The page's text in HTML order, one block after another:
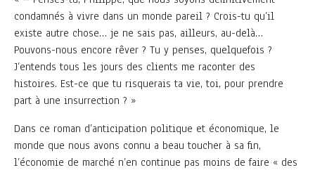
condamnés à vivre dans un monde pareil ? Crois-tu qu’il
existe autre chose… je ne sais pas, ailleurs, au-delà…
Pouvons-nous encore rêver ? Tu y penses, quelquefois ?
J’entends tous les jours des clients me raconter des
histoires. Est-ce que tu risquerais ta vie, toi, pour prendre
part à une insurrection ? »
Dans ce roman d’anticipation politique et économique, le
monde que nous avons connu a beau toucher à sa fin,
l’économie de marché n’en continue pas moins de faire « des